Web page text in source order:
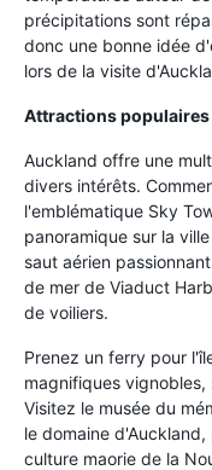
précipitations sont
donc une bonne idée
lors de la visite
Attractions populaires
Auckland offre une
divers intérêts.
l'emblématique Sky
panoramique sur la
saut aérien
de mer de Viaduct
de voiliers.
Prenez un ferry pour
magnifiques
Visitez le musée du
le domaine
culture maorie de la